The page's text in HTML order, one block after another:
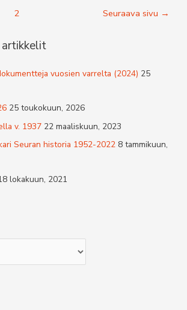
2 Seuraava sivu →
vuosien varrelta (2024) 25
25 toukokuun, 2026
v. 1937 22 maaliskuun, 2023
Seuran historia 1952-2022 8 tammikuun,
lokakuun, 2021